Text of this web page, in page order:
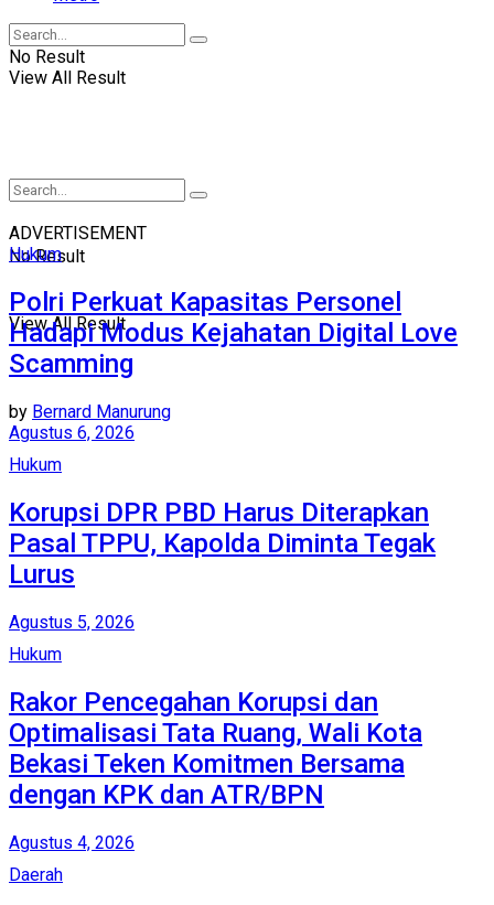
No Result
View All Result
No Result
View All Result
ADVERTISEMENT
Hukum
Polri Perkuat Kapasitas Personel
Hadapi Modus Kejahatan Digital Love
Scamming
by Bernard Manurung
Agustus 6, 2026
Hukum
Korupsi DPR PBD Harus Diterapkan
Pasal TPPU, Kapolda Diminta Tegak
Lurus
Agustus 5, 2026
Hukum
Rakor Pencegahan Korupsi dan
Optimalisasi Tata Ruang, Wali Kota
Bekasi Teken Komitmen Bersama
dengan KPK dan ATR/BPN
Agustus 4, 2026
Daerah